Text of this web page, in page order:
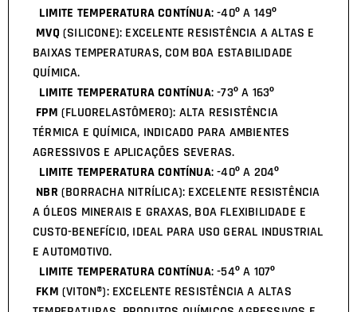
LIMITE TEMPERATURA CONTÍNUA: -40º A 149º
MVQ (SILICONE): EXCELENTE RESISTÊNCIA A ALTAS E
BAIXAS TEMPERATURAS, COM BOA ESTABILIDADE
QUÍMICA.
LIMITE TEMPERATURA CONTÍNUA: -73º A 163º
FPM (FLUORELASTÔMERO): ALTA RESISTÊNCIA
TÉRMICA E QUÍMICA, INDICADO PARA AMBIENTES
AGRESSIVOS E APLICAÇÕES SEVERAS.
LIMITE TEMPERATURA CONTÍNUA: -40º A 204º
NBR (BORRACHA NITRÍLICA): EXCELENTE RESISTÊNCIA
A ÓLEOS MINERAIS E GRAXAS, BOA FLEXIBILIDADE E
CUSTO-BENEFÍCIO, IDEAL PARA USO GERAL INDUSTRIAL
E AUTOMOTIVO.
LIMITE TEMPERATURA CONTÍNUA: -54º A 107º
FKM (VITON®): EXCELENTE RESISTÊNCIA A ALTAS